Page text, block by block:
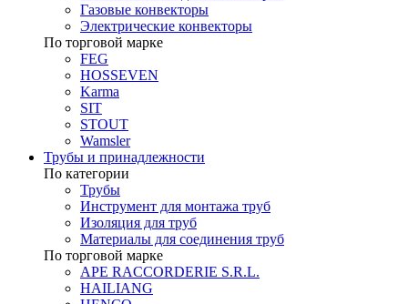
Газовые конвекторы
Электрические конвекторы
По торговой марке
FEG
HOSSEVEN
Karma
SIT
STOUT
Wamsler
Трубы и принадлежности
По категории
Трубы
Инструмент для монтажа труб
Изоляция для труб
Материалы для соединения труб
По торговой марке
APE RACCORDERIE S.R.L.
HAILIANG